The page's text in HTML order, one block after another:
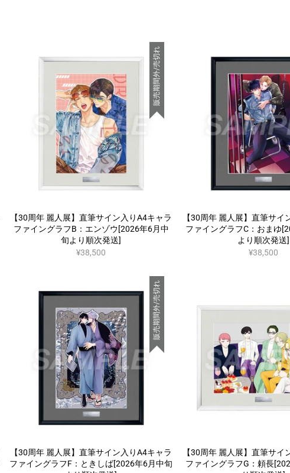
販売期間外/売切れ
【30周年 麗人展】直筆サイン入りA4キャラ
ファイングラフB：エンゾウ[2026年6月中
旬より順次発送]
¥38,500
【30周年 麗人展】直筆サイ
ファイングラフC：おまゆ
より順次発送]
¥38,500
販売期間外/売切れ
【30周年 麗人展】直筆サイン入りA4キャラ
ファイングラフF：ときしば[2026年6月中旬
【30周年 麗人展】直筆サイ
ファイングラフG：頼長